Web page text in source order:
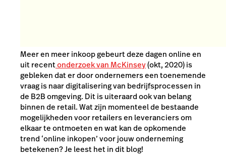
Meer en meer inkoop gebeurt deze dagen online en
uit recentonderzoek van McKinsey(okt, 2020) is
gebleken dat er door ondernemers een toenemende
vraag is naar digitalisering van bedrijfsprocessen in
de B2B omgeving. Dit is uiteraard ook van belang
binnen de retail. Wat zijn momenteel de bestaande
mogelijkheden voor retailers en leveranciers om
elkaar te ontmoeten en wat kan de opkomende
trend ‘online inkopen’ voor jouw onderneming
betekenen? Je leest het in dit blog!